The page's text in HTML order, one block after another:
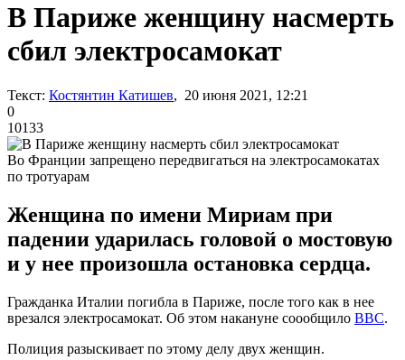
В Париже женщину насмерть
сбил электросамокат
Текст: Костянтин Катишев, 20 июня 2021, 12:21
0
10133
Во Франции запрещено передвигаться на электросамокатах
по тротуарам
Женщина по имени Мириам при
падении ударилась головой о мостовую
и у нее произошла остановка сердца.
Гражданка Италии погибла в Париже, после того как в нее
врезался электросамокат. Об этом накануне соообщило ВВС.
Полиция разыскивает по этому делу двух женщин.